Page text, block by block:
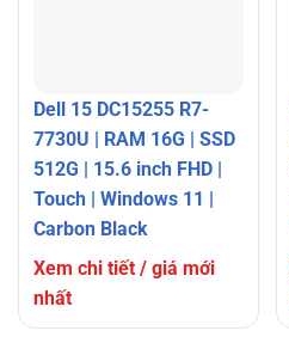
Dell 15 DC15255 R7-
7730U | RAM 16G | SSD
512G | 15.6 inch FHD |
Touch | Windows 11 |
Carbon Black
Xem chi tiết / giá mới
nhất